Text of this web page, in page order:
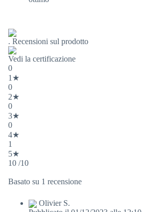
. Recensioni sul prodotto
Vedi la certificazione
0
1★
0
2★
0
3★
0
4★
1
5★
10 /10
Basato su 1 recensione
Olivier S.